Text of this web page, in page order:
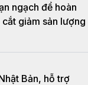
ngạch để hoàn
giảm sản lượng
Bản, hỗ trợ